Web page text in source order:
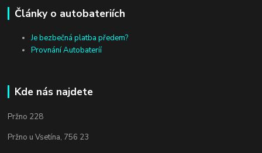
Články o autobateriích
Je bezbečná platba předem?
Provnání Autobateríí
Kde nás najdete
Pržno 228
Pržno u Vsetína, 756 23